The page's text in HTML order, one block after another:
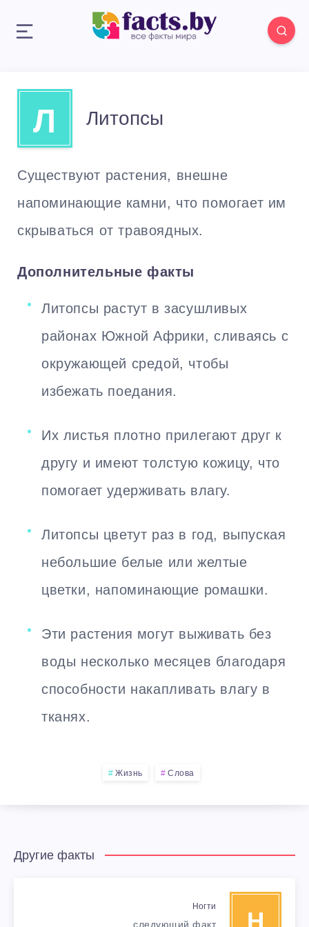
Л Литопсы
Существуют растения, внешне
напоминающие камни, что помогает им
скрываться от травоядных.
Дополнительные факты
Литопсы растут в засушливых
районах Южной Африки, сливаясь с
окружающей средой, чтобы
избежать поедания.
Их листья плотно прилегают друг к
другу и имеют толстую кожицу, что
помогает удерживать влагу.
Литопсы цветут раз в год, выпуская
небольшие белые или желтые
цветки, напоминающие ромашки.
Эти растения могут выживать без
воды несколько месяцев благодаря
способности накапливать влагу в
тканях.
Жизнь Слова
Другие факты
Н
Ногти
следующий факт